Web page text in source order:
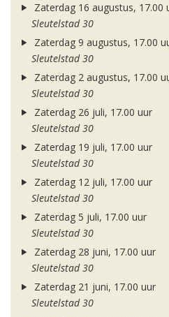
Zaterdag 16 augustus, 17.00
Sleutelstad 30
Zaterdag 9 augustus, 17.00
Sleutelstad 30
Zaterdag 2 augustus, 17.00
Sleutelstad 30
Zaterdag 26 juli, 17.00 uur
Sleutelstad 30
Zaterdag 19 juli, 17.00 uur
Sleutelstad 30
Zaterdag 12 juli, 17.00 uur
Sleutelstad 30
Zaterdag 5 juli, 17.00 uur
Sleutelstad 30
Zaterdag 28 juni, 17.00 uur
Sleutelstad 30
Zaterdag 21 juni, 17.00 uur
Sleutelstad 30